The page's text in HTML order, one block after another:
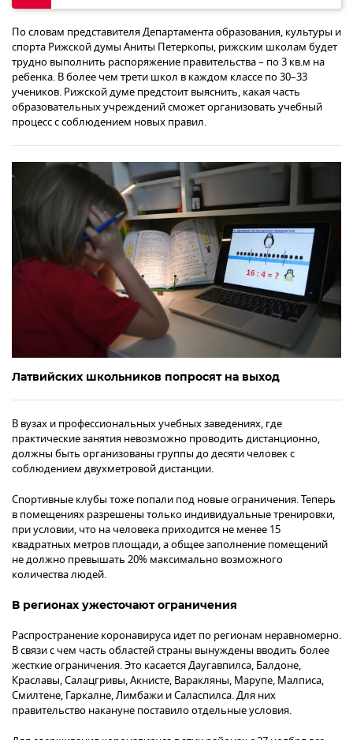
По словам представителя Департамента образования, культуры и
спорта Рижской думы Аниты Петеркопы, рижским школам будет
трудно выполнить распоряжение правительства – по 3 кв.м на
ребенка. В более чем трети школ в каждом классе по 30–33
учеников. Рижской думе предстоит выяснить, какая часть
образовательных учреждений сможет организовать учебный
процесс с соблюдением новых правил.
Латвийских школьников попросят на выход
В вузах и профессиональных учебных заведениях, где
практические занятия невозможно проводить дистанционно,
должны быть организованы группы до десяти человек с
соблюдением двухметровой дистанции.
Спортивные клубы тоже попали под новые ограничения. Теперь
в помещениях разрешены только индивидуальные тренировки,
при условии, что на человека приходится не менее 15
квадратных метров площади, а общее заполнение помещений
не должно превышать 20% максимально возможного
количества людей.
В регионах ужесточают ограничения
Распространение коронавируса идет по регионам неравномерно.
В связи с чем часть областей страны вынуждены вводить более
жесткие ограничения. Это касается Даугавпилса, Балдоне,
Краславы, Салацгривы, Акнисте, Варакляны, Марупе, Малписа,
Смилтене, Гаркалне, Лимбажи и Саласпилса. Для них
правительство накануне поставило отдельные условия.